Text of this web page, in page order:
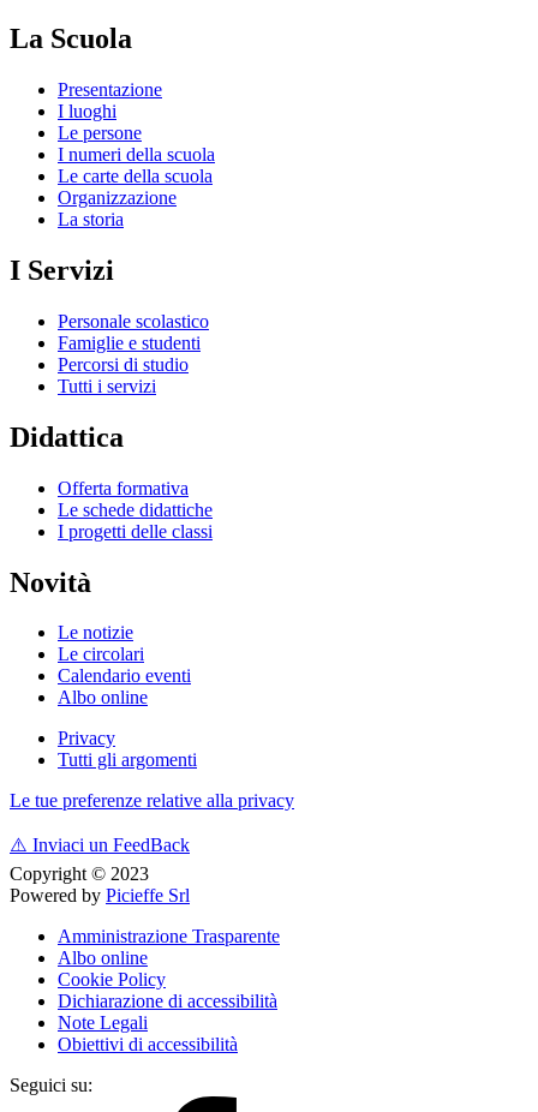
La Scuola
Presentazione
I luoghi
Le persone
I numeri della scuola
Le carte della scuola
Organizzazione
La storia
I Servizi
Personale scolastico
Famiglie e studenti
Percorsi di studio
Tutti i servizi
Didattica
Offerta formativa
Le schede didattiche
I progetti delle classi
Novità
Le notizie
Le circolari
Calendario eventi
Albo online
Privacy
Tutti gli argomenti
Le tue preferenze relative alla privacy
⚠️ Inviaci un FeedBack
Copyright © 2023
Powered by Picieffe Srl
Amministrazione Trasparente
Albo online
Cookie Policy
Dichiarazione di accessibilità
Note Legali
Obiettivi di accessibilità
Seguici su: